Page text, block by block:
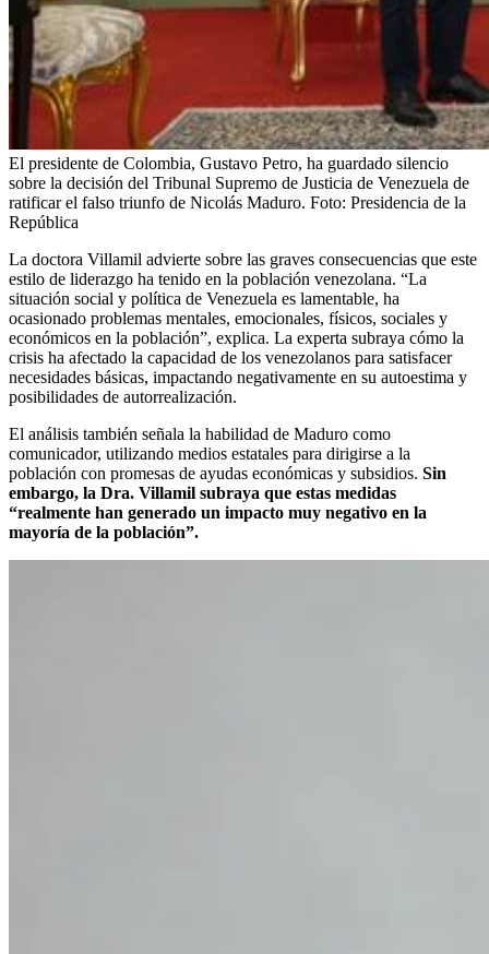
El presidente de Colombia, Gustavo Petro, ha guardado silencio
sobre la decisión del Tribunal Supremo de Justicia de Venezuela de
ratificar el falso triunfo de Nicolás Maduro. Foto: Presidencia de la
República
La doctora Villamil advierte sobre las graves consecuencias que este
estilo de liderazgo ha tenido en la población venezolana. “La
situación social y política de Venezuela es lamentable, ha
ocasionado problemas mentales, emocionales, físicos, sociales y
económicos en la población”, explica. La experta subraya cómo la
crisis ha afectado la capacidad de los venezolanos para satisfacer
necesidades básicas, impactando negativamente en su autoestima y
posibilidades de autorrealización.
El análisis también señala la habilidad de Maduro como
comunicador, utilizando medios estatales para dirigirse a la
población con promesas de ayudas económicas y subsidios. Sin
embargo, la Dra. Villamil subraya que estas medidas
“realmente han generado un impacto muy negativo en la
mayoría de la población”.